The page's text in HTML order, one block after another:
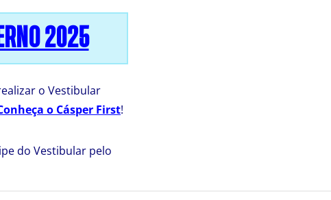
2025
o Vestibular
o Cásper First!
do Vestibular pelo